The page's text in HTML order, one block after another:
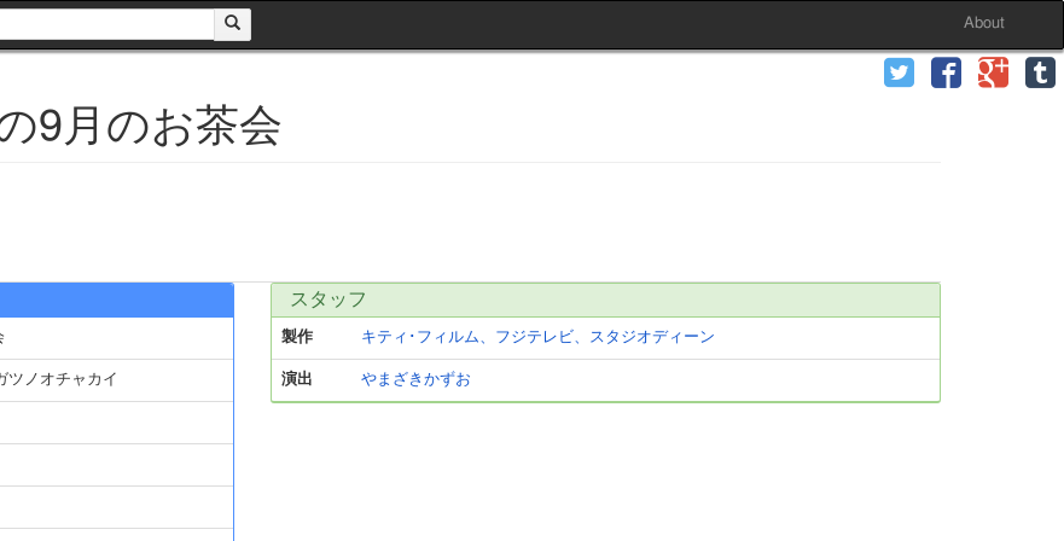
About
9月のお茶会
ノオチャカイ
スタッフ
製作 キティ･フィルム、フジテレビ、スタジオディーン
演出 やまざきかずお